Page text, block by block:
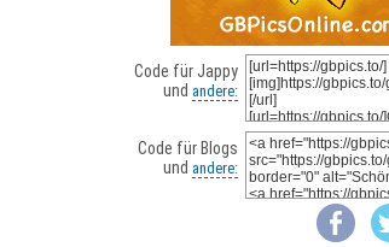
Code für Jappy
und andere:
Code für Blogs
und andere: